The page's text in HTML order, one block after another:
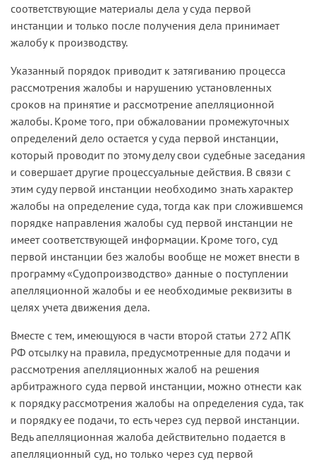
соответствующие материалы дела у суда первой
инстанции и только после получения дела принимает
жалобу к производству.
Указанный порядок приводит к затягиванию процесса
рассмотрения жалобы и нарушению установленных
сроков на принятие и рассмотрение апелляционной
жалобы. Кроме того, при обжаловании промежуточных
определений дело остается у суда первой инстанции,
который проводит по этому делу свои судебные заседания
и совершает другие процессуальные действия. В связи с
этим суду первой инстанции необходимо знать характер
жалобы на определение суда, тогда как при сложившемся
порядке направления жалобы суд первой инстанции не
имеет соответствующей информации. Кроме того, суд
первой инстанции без жалобы вообще не может внести в
программу «Судопроизводство» данные о поступлении
апелляционной жалобы и ее необходимые реквизиты в
целях учета движения дела.
Вместе с тем, имеющуюся в части второй статьи 272 АПК
РФ отсылку на правила, предусмотренные для подачи и
рассмотрения апелляционных жалоб на решения
арбитражного суда первой инстанции, можно отнести как
к порядку рассмотрения жалобы на определения суда, так
и порядку ее подачи, то есть через суд первой инстанции.
Ведь апелляционная жалоба действительно подается в
апелляционный суд, но только через суд первой